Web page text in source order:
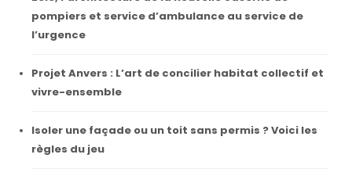
pompiers et service d’ambulance au service de
l’urgence
Projet Anvers : L’art de concilier habitat collectif et
vivre-ensemble
Isoler une façade ou un toit sans permis ? Voici les
règles du jeu